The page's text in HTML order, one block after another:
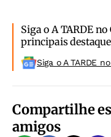
Siga o A TARDE no
principais
Siga o A TARDE
Compartilhe
amigos